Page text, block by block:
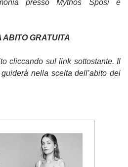
presso Mythos Sposi e
ABITO GRATUITA
cliccando sul link sottostante. Il
nella scelta dell’abito dei